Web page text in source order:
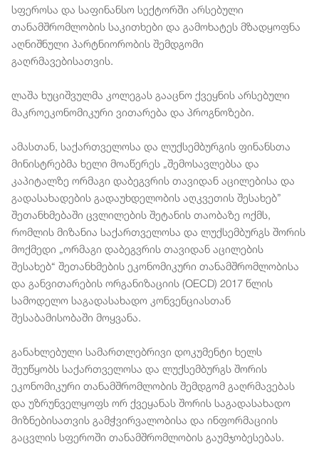
სფეროსა და საფინანსო სექტორში არსებული
თანამშრომლობის საკითხები და გამოხატეს მზადყოფნა
აღნიშნული პარტნიორობის შემდგომი
გაღრმავებისათვის.
ლაშა ხუციშვულმა კოლეგას გააცნო ქვეყნის არსებული
მაკროეკონომიკური ვითარება და პროგნოზები.
ამასთან, საქართველოსა და ლუქსემბურგის ფინანსთა
მინისტრებმა ხელი მოაწერეს „შემოსავლებსა და
კაპიტალზე ორმაგი დაბეგვრის თავიდან აცილებისა და
გადასახადების გადაუხდელობის აღკვეთის შესახებ”
შეთანხმებაში ცვლილების შეტანის თაობაზე ოქმს,
რომლის მიზანია საქართველოსა და ლუქსემბურგს შორის
მოქმედი „ორმაგი დაბეგვრის თავიდან აცილების
შესახებ“ შეთანხმების ეკონომიკური თანამშრომლობისა
და განვითარების ორგანიზაციის (OECD) 2017 წლის
სამოდელო საგადასახადო კონვენციასთან
შესაბამისობაში მოყვანა.
განახლებული სამართლებრივი დოკუმენტი ხელს
შეუწყობს საქართველოსა და ლუქსემბურგს შორის
ეკონომიკური თანამშრომლობის შემდგომ გაღრმავებას
და უზრუნველყოფს ორ ქვეყანას შორის საგადასახადო
მიზნებისათვის გამჭვირვალობისა და ინფორმაციის
გაცვლის სფეროში თანამშრომლობის გაუმჯობესებას.